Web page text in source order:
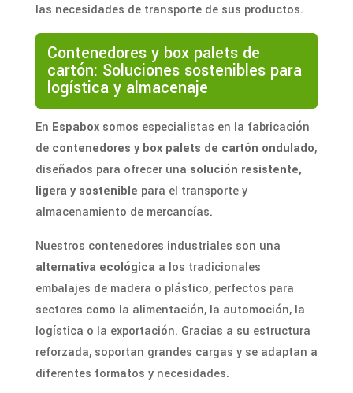
las necesidades de transporte de sus productos.
Contenedores y box palets de
cartón: Soluciones sostenibles para
logística y almacenaje
En Espaboxsomos especialistas en la fabricación
de contenedores y box palets de cartón ondulado,
diseñados para ofrecer una solución resistente,
ligera y sostenible para el transporte y
almacenamiento de mercancías.
Nuestros contenedores industriales son una
alternativa ecológicaa los tradicionales
embalajes de madera o plástico, perfectos para
sectores como la alimentación, la automoción, la
logística o la exportación. Gracias a su estructura
reforzada, soportan grandes cargas y se adaptan a
diferentes formatos y necesidades.